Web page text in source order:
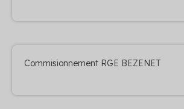
Commisionnement RGE BEZENET